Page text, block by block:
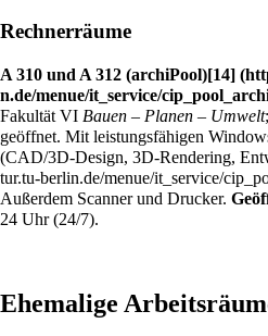
Rechnerräume
A 310 und A 312 (archiPool)[14]
Fakultät VI Bauen – Planen – Umwelt
geöffnet. Mit leistungsfähigen
(CAD/3D-Design, 3D-Rendering,
Außerdem Scanner und Drucker.
24 Uhr (24/7).
Ehemalige